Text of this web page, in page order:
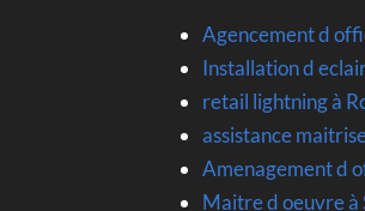
Agencement d
Installation d
retail lightning à
assistance
Amenagement d
Maitre d oeuvre à